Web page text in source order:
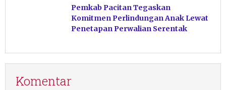
Pemkab Pacitan Tegaskan
Komitmen Perlindungan Anak Lewat
Penetapan Perwalian Serentak
Komentar